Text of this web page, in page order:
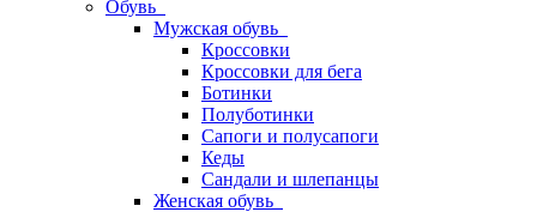
Обувь
Мужская обувь
Кроссовки
Кроссовки для бега
Ботинки
Полуботинки
Сапоги и полусапоги
Кеды
Сандали и шлепанцы
Женская обувь